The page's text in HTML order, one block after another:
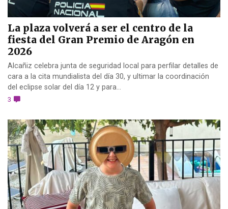
La plaza volverá a ser el centro de la
fiesta del Gran Premio de Aragón en
2026
Alcañiz celebra junta de seguridad local para perfilar detalles de
cara a la cita mundialista del día 30, y ultimar la coordinación
del eclipse solar del día 12 y para...
3